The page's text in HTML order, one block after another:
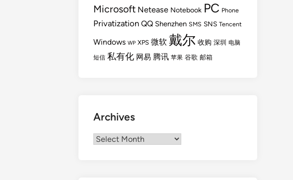
Microsoft Netease Notebook PC Phone
Privatization QQ Shenzhen SMS SNS Tencent
Windows WP XPS 微软 戴尔 收购 深圳 电脑
短信 私有化 网易 腾讯 苹果 谷歌 邮箱
Archives
Archives